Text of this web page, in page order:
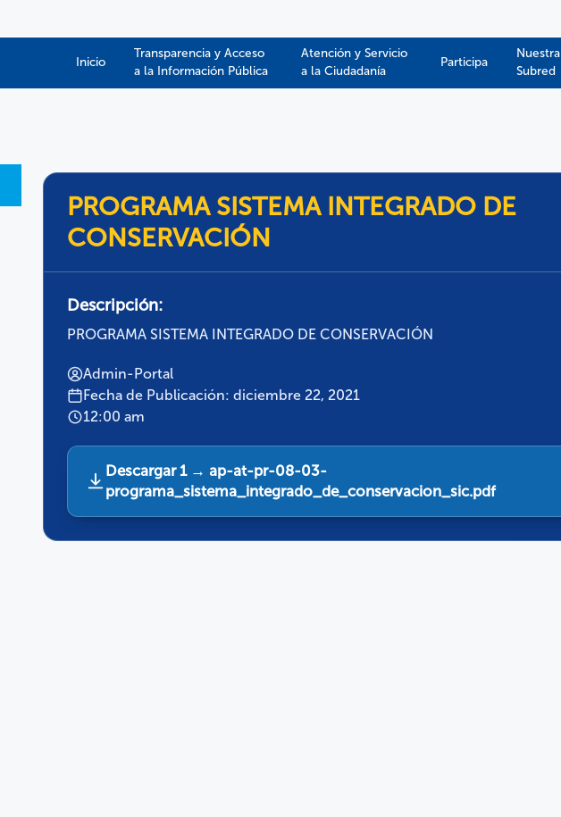
Inicio
Transparencia y Acceso
a la Información Pública​​
Atención y Servicio
a la Ciudadanía
Participa
Nuestra
Subred
PROGRAMA SISTEMA INTEGRADO DE
CONSERVACIÓN
Descripción:
PROGRAMA SISTEMA INTEGRADO DE CONSERVACIÓN
Admin-Portal
Fecha de Publicación: diciembre 22, 2021
12:00 am
Descargar 1 → ap-at-pr-08-03-
programa_sistema_integrado_de_conservacion_sic.pdf